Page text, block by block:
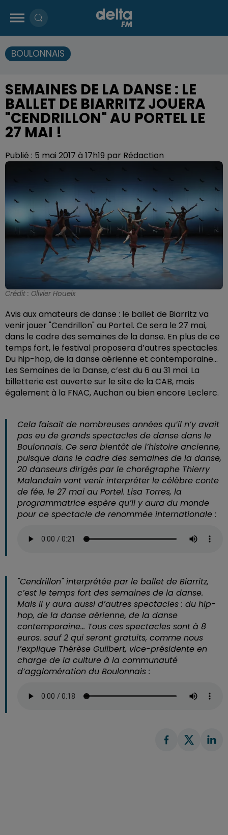
BOULONNAIS
SEMAINES DE LA DANSE : LE
BALLET DE BIARRITZ JOUERA
"CENDRILLON" AU PORTEL LE
27 MAI !
Publié : 5 mai 2017 à 17h19 par Rédaction
Crédit : Olivier Houeix
Avis aux amateurs de danse : le ballet de Biarritz va
venir jouer "Cendrillon" au Portel. Ce sera le 27 mai,
dans le cadre des semaines de la danse. En plus de ce
temps fort, le festival proposera d’autres spectacles.
Du hip-hop, de la danse aérienne et contemporaine…
Les Semaines de la Danse, c’est du 6 au 31 mai. La
billetterie est ouverte sur le site de la CAB, mais
également à la FNAC, Auchan ou bien encore Leclerc.
Cela faisait de nombreuses années qu’il n’y avait
pas eu de grands spectacles de danse dans le
Boulonnais. Ce sera bientôt de l’histoire ancienne,
puisque dans le cadre des semaines de la danse,
20 danseurs dirigés par le chorégraphe Thierry
Malandain vont venir interpréter le célèbre conte
de fée, le 27 mai au Portel. Lisa Torres, la
programmatrice espère qu’il y aura du monde
pour ce spectacle de renommée internationale :
"Cendrillon" interprétée par le ballet de Biarritz,
c’est le temps fort des semaines de la danse.
Mais il y aura aussi d’autres spectacles : du hip-
hop, de la danse aérienne, de la danse
contemporaine… Tous ces spectacles sont à 8
euros. sauf 2 qui seront gratuits, comme nous
l’explique Thérèse Guilbert, vice-présidente en
charge de la culture à la communauté
d’agglomération du Boulonnais :